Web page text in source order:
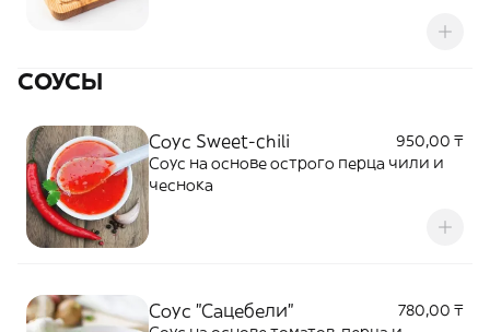
СОУСЫ
Соус Sweet-chili
950,00 ₸
Соус на основе острого перца чили и
чеснока
Соус "Сацебели"
780,00 ₸